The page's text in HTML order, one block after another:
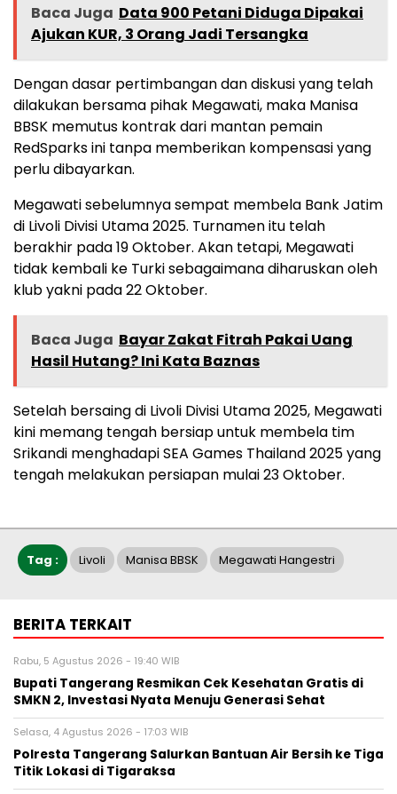
Baca Juga Data 900 Petani Diduga Dipakai
Ajukan KUR, 3 Orang Jadi Tersangka
Dengan dasar pertimbangan dan diskusi yang telah
dilakukan bersama pihak Megawati, maka Manisa
BBSK memutus kontrak dari mantan pemain
RedSparks ini tanpa memberikan kompensasi yang
perlu dibayarkan.
Megawati sebelumnya sempat membela Bank Jatim
di Livoli Divisi Utama 2025. Turnamen itu telah
berakhir pada 19 Oktober. Akan tetapi, Megawati
tidak kembali ke Turki sebagaimana diharuskan oleh
klub yakni pada 22 Oktober.
Baca Juga Bayar Zakat Fitrah Pakai Uang
Hasil Hutang? Ini Kata Baznas
Setelah bersaing di Livoli Divisi Utama 2025, Megawati
kini memang tengah bersiap untuk membela tim
Srikandi menghadapi SEA Games Thailand 2025 yang
tengah melakukan persiapan mulai 23 Oktober.
Tag : Livoli Manisa BBSK Megawati Hangestri
BERITA TERKAIT
Rabu, 5 Agustus 2026 - 19:40 WIB
‎Bupati Tangerang Resmikan Cek Kesehatan Gratis di
SMKN 2, Investasi Nyata Menuju Generasi Sehat
Selasa, 4 Agustus 2026 - 17:03 WIB
Polresta Tangerang Salurkan Bantuan Air Bersih ke Tiga
Titik Lokasi di Tigaraksa